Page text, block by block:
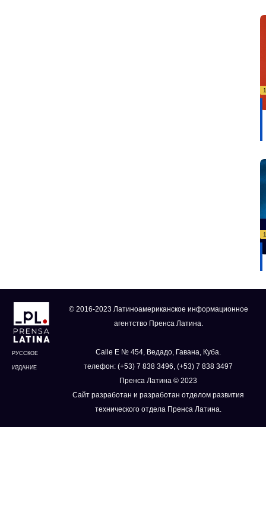
РУССКОЕ
ИЗДАНИЕ
© 2016-2023 Латиноамериканское информационное
агентство Пренса Латина.
Calle E № 454, Ведадо, Гавана, Куба.
телефон: (+53) 7 838 3496, (+53) 7 838 3497
Пренса Латина © 2023
Сайт разработан и разработан отделом развития
технического отдела Пренса Латина.